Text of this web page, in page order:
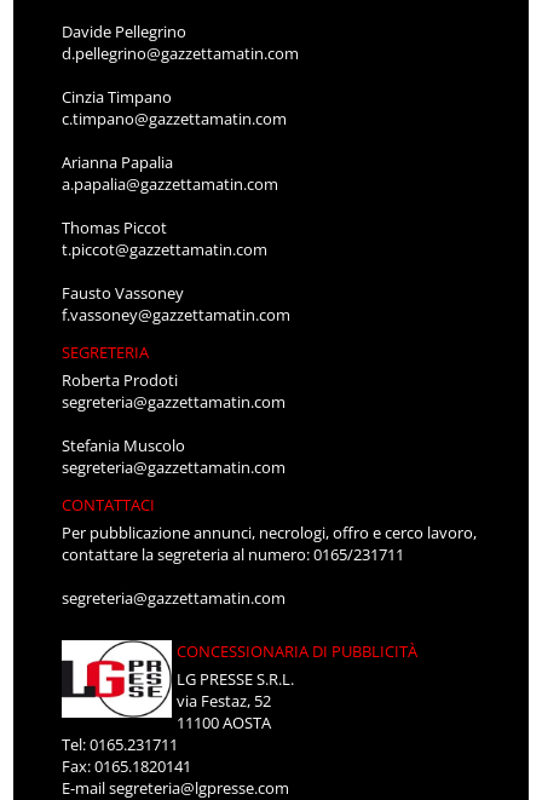
Davide Pellegrino
d.pellegrino@gazzettamatin.com
Cinzia Timpano
c.timpano@gazzettamatin.com
Arianna Papalia
a.papalia@gazzettamatin.com
Thomas Piccot
t.piccot@gazzettamatin.com
Fausto Vassoney
f.vassoney@gazzettamatin.com
SEGRETERIA
Roberta Prodoti
segreteria@gazzettamatin.com
Stefania Muscolo
segreteria@gazzettamatin.com
CONTATTACI
Per pubblicazione annunci, necrologi, offro e cerco lavoro,
contattare la segreteria al numero: 0165/231711
segreteria@gazzettamatin.com
CONCESSIONARIA DI PUBBLICITÀ
LG PRESSE S.R.L.
via Festaz, 52
11100 AOSTA
Tel: 0165.231711
Fax: 0165.1820141
E-mailsegreteria@lgpresse.com